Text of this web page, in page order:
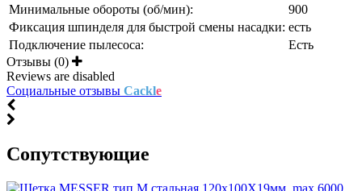
Минимальные обороты (об/мин):
900
Фиксация шпинделя для быстрой смены насадки: есть
Подключение пылесоса:
Есть
Отзывы (0)
Reviews are disabled
Социальные отзывы Cackle
Cопутствующие